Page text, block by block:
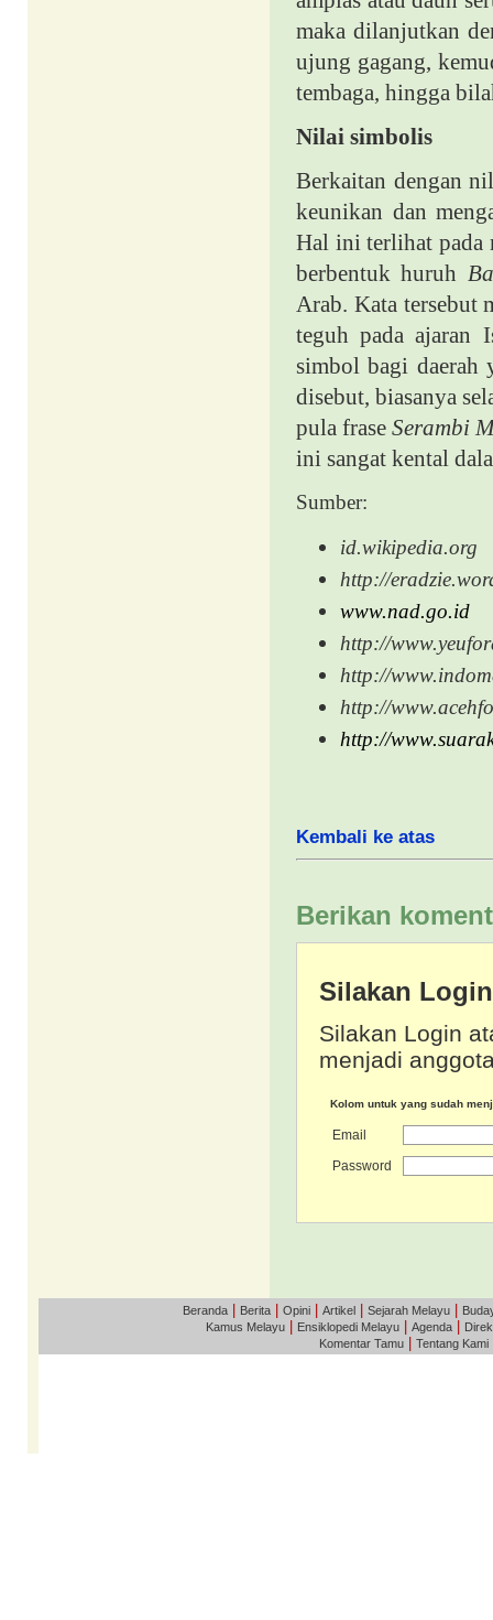
maka dilanjutkan
ujung gagang,
tembaga, hingga
Nilai simbolis
Berkaitan dengan
keunikan dan
Hal ini terlihat pada
berbentuk huruh
Arab. Kata tersebut
teguh pada ajaran
simbol bagi daerah
disebut, biasanya
pula fraseSerambi
ini sangat kental
Sumber:
id.wikipedia.org
http://
www.nad.go.id
http://
http://
http://
http://
Kembali ke atas
Berikan
Silakan
Silakan Login
menjadi
Kolom untuk yang sudah
Email
Password
Beranda Berita Opini Artikel Sejarah Melayu
Kamus Melayu
Ensiklopedi Melayu Agenda
Komentar Tamu
Tentang Kami